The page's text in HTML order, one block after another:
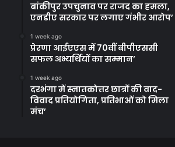
बांकीपुर उपचुनाव पर राजद का हमला,
एनडीए सरकार पर लगाए गंभीर आरोप’
1 week ago
प्रेरणा आईएएस में 70वीं बीपीएससी
सफल अभ्यर्थियों का सम्मान’
1 week ago
दरभंगा में स्नातकोत्तर छात्रों की वाद-
विवाद प्रतियोगिता, प्रतिभाओं को मिला
मंच’